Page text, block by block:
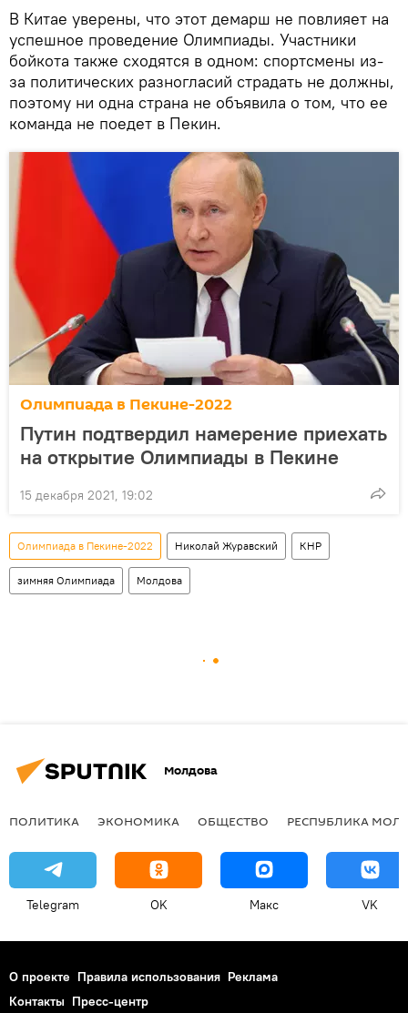
В Китае уверены, что этот демарш не повлияет на
успешное проведение Олимпиады. Участники
бойкота также сходятся в одном: спортсмены из-
за политических разногласий страдать не должны,
поэтому ни одна страна не объявила о том, что ее
команда не поедет в Пекин.
Олимпиада в Пекине-2022
Путин подтвердил намерение приехать
на открытие Олимпиады в Пекине
15 декабря 2021, 19:02
Олимпиада в Пекине-2022 Николай Журавский КНР
зимняя Олимпиада Молдова
Молдова
ПОЛИТИКА ЭКОНОМИКА ОБЩЕСТВО РЕСПУБЛИКА
Telegram OK Макс VK
О проекте Правила использования Реклама
Контакты Пресс-центр